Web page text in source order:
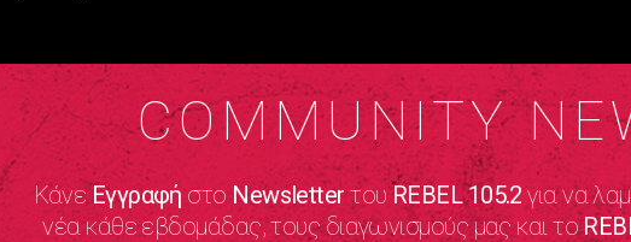
COMMUNITY
ΚάνεΕγγραφή στο Newsletter τουREBEL 105.2 για να
νέα κάθε εβδομάδας, τους διαγωνισμούς μας και το